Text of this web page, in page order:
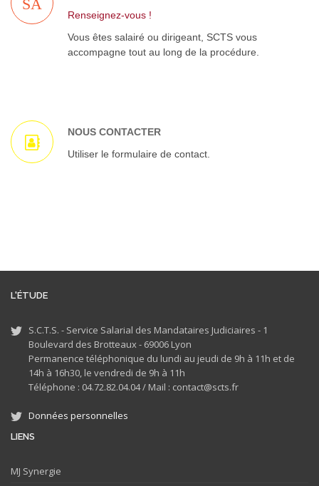
SA
Renseignez-vous !
Vous êtes salairé ou dirigeant, SCTS vous
accompagne tout au long de la procédure.
NOUS CONTACTER
Utiliser le formulaire de contact.
L'ÉTUDE
S.C.T.S. - Service Salarial des Mandataires Judiciaires - 1
Boulevard des Brotteaux - 69006 Lyon
Permanence téléphonique du lundi au jeudi de 9h à 11h et de
14h à 16h30, le vendredi de 9h à 11h
Téléphone : 04.72.82.04.04 / Mail : contact@scts.fr
Données personnelles
LIENS
MJ Synergie